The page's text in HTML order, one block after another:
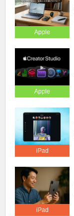
Apple
Apple
iPad
iPad